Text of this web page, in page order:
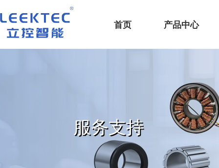
深圳市立控智能科技有限公司
首页
产品中心
服务支持